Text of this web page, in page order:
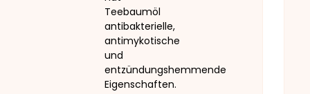
Teebaumöl
antibakterielle,
antimykotische
und
entzündungshemmende
Eigenschaften.